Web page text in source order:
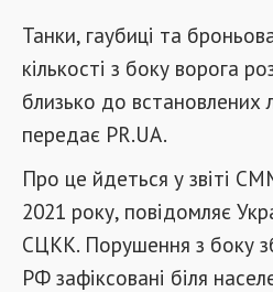
Танки, гаубиці та
кількості з боку ворога
близько до встановлених
передає PR.UA.
Про це йдеться у звіті
2021 року, повідомляє
СЦКК. Порушення з боку
РФ зафіксовані біля